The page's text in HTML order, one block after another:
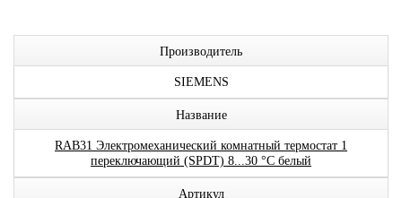
Производитель
SIEMENS
Название
RAB31 Электромеханический комнатный термостат 1
переключающий (SPDT) 8...30 °C белый
Артикул